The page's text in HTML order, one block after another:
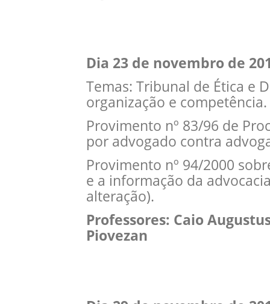
Dia 23 de novembro de
Temas: Tribunal de Ética e
organização e
Provimento nº 83/96 de
por advogado contra
Provimento nº 94/2000
e a informação da
alteração).
Professores: Caio
Piovezan